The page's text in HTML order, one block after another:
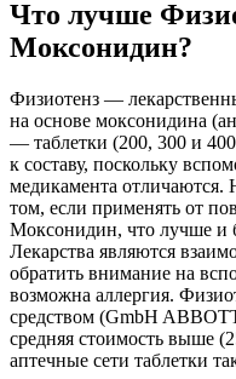
Что лучше
Моксонидин?
Физиотенз —
на основе моксонидина
— таблетки (200, 300 и
к составу, поскольку
медикамента отличаются.
том, если применять от
Моксонидин, что лучше и
Лекарства являются
обратить внимание на
возможна аллергия.
средством (GmbH
средняя стоимость выше
аптечные сети таблетки